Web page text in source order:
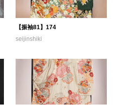
【振袖81】174
seijinshiki